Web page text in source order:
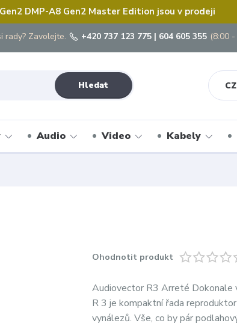
DMP-A8 Gen2 Master Edition jsou v prodeji
Hledat
rady? Zavolejte. +420 737 123 775 | 604 605 355 (8:00
Audio Video Kabely
Ohodnotit produkt
Audiovector R3 Arreté Dokonale
R 3 je kompaktní řada
vynálezů. Vše, co by pár